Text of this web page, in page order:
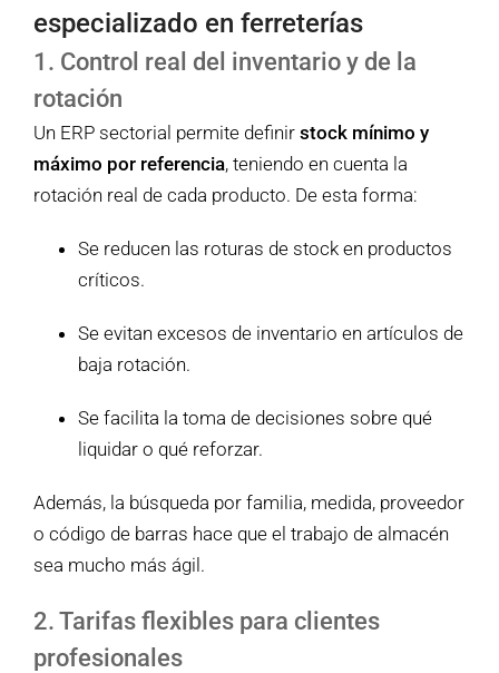
especializado en ferreterías
1. Control real del inventario y de la
rotación
Un ERP sectorial permite definir stock mínimo y
máximo por referencia, teniendo en cuenta la
rotación real de cada producto. De esta forma:
Se reducen las roturas de stock en productos
críticos.
Se evitan excesos de inventario en artículos de
baja rotación.
Se facilita la toma de decisiones sobre qué
liquidar o qué reforzar.
Además, la búsqueda por familia, medida, proveedor
o código de barras hace que el trabajo de almacén
sea mucho más ágil.
2. Tarifas flexibles para clientes
profesionales